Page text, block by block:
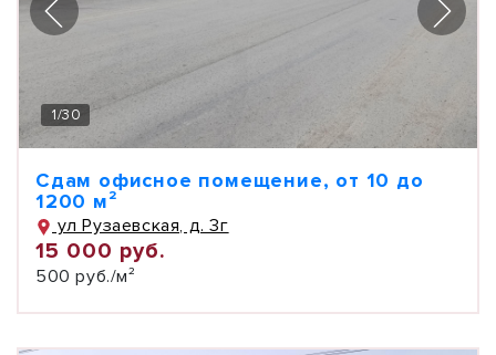
1/30
Сдам офисное помещение, от 10 до
1200 м²
ул Рузаевская, д. 3г
15 000 руб.
500 руб./м²